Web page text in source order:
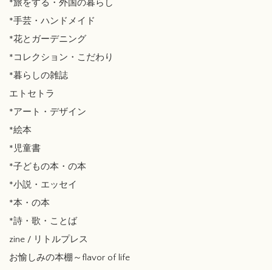
*旅をする・外国の暮らし
*手芸・ハンドメイド
*花とガーデニング
*コレクション・こだわり
*暮らしの雑誌
エトセトラ
*アート・デザイン
*絵本
*児童書
*子どもの本・の本
*小説・エッセイ
*本・の本
*詩・歌・ことば
zine / リトルプレス
お愉しみの本棚～flavor of life